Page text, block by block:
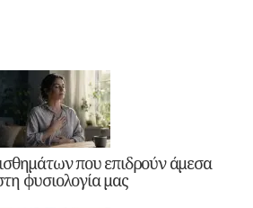
που επιδρούν άμεσα
φυσιολογία μας